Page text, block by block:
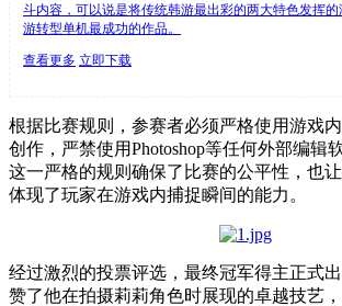
斗内容，可以说是将传统韩游最出彩的两大特色发挥
游转型单机最成功的作品。
查看更多 立即下载
根据比赛规则，参赛者必须严格使用游戏
创作，严禁使用Photoshop等任何外部编辑
这一严格的规则确保了比赛的公平性，也
体现了玩家在游戏内捕捉瞬间的能力。
经过激烈的投票评选，最终冠军得主正式
赞了他在拍摄莉莉角色时展现的卓越技艺